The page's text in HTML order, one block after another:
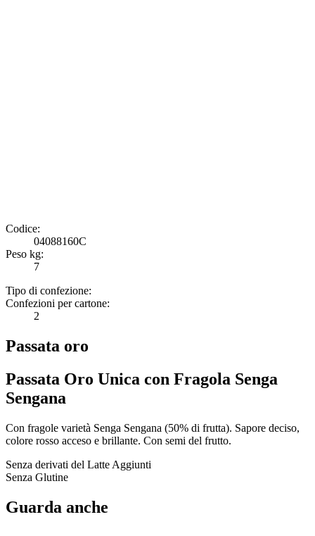
Codice:
04088160C
Peso kg:
7
Tipo di confezione:
Confezioni per cartone:
2
Passata oro
Passata Oro Unica con Fragola Senga
Sengana
Con fragole varietà Senga Sengana (50% di frutta). Sapore deciso,
colore rosso acceso e brillante. Con semi del frutto.
Senza derivati del Latte Aggiunti
Senza Glutine
Guarda anche